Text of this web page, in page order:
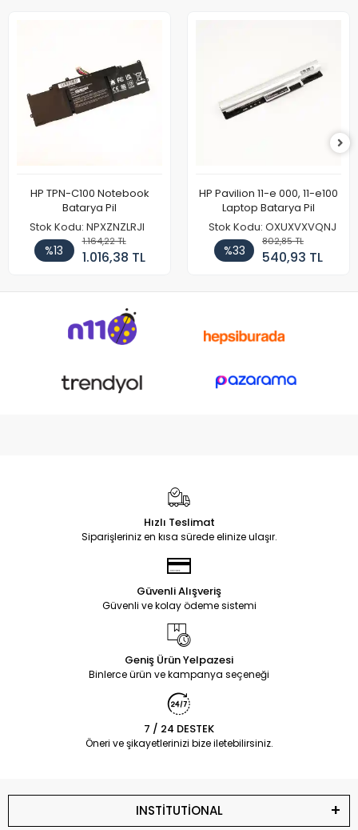
HP TPN-C100 Notebook
Batarya Pil
Stok Kodu: NPXZNZLRJI
%13
1.164,22 TL
1.016,38 TL
HP Pavilion 11-e 000, 11-e100
Laptop Batarya Pil
Stok Kodu: OXUXVXVQNJ
%33
802,85 TL
540,93 TL
Hızlı Teslimat
Siparişleriniz en kısa sürede elinize ulaşır.
Güvenli Alışveriş
Güvenli ve kolay ödeme sistemi
Geniş Ürün Yelpazesi
Binlerce ürün ve kampanya seçeneği
7 / 24 DESTEK
Öneri ve şikayetlerinizi bize iletebilirsiniz.
INSTİTUTİONAL